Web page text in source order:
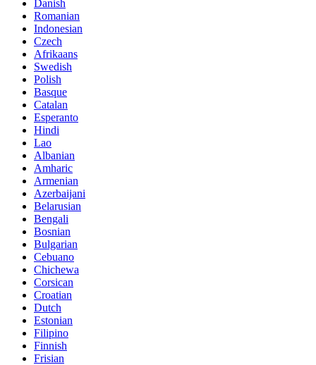
Danish
Romanian
Indonesian
Czech
Afrikaans
Swedish
Polish
Basque
Catalan
Esperanto
Hindi
Lao
Albanian
Amharic
Armenian
Azerbaijani
Belarusian
Bengali
Bosnian
Bulgarian
Cebuano
Chichewa
Corsican
Croatian
Dutch
Estonian
Filipino
Finnish
Frisian